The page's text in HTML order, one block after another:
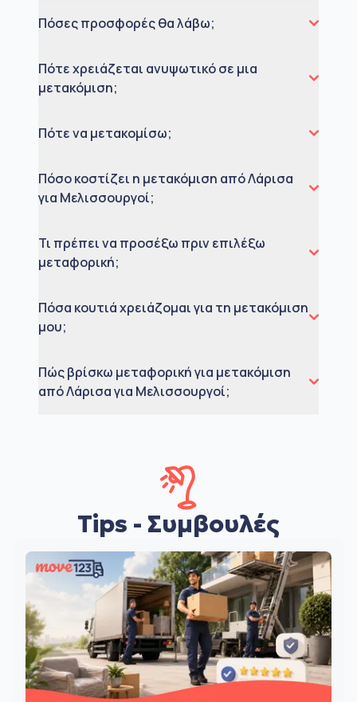
Πόσες προσφορές θα λάβω;
Πότε χρειάζεται ανυψωτικό σε μια
μετακόμιση;
Πότε να μετακομίσω;
Πόσο κοστίζει η μετακόμιση από Λάρισα
για Μελισσουργοί;
Τι πρέπει να προσέξω πριν επιλέξω
μεταφορική;
Πόσα κουτιά χρειάζομαι για τη μετακόμιση
μου;
Πώς βρίσκω μεταφορική για μετακόμιση
από Λάρισα για Μελισσουργοί;
Tips - Συμβουλές